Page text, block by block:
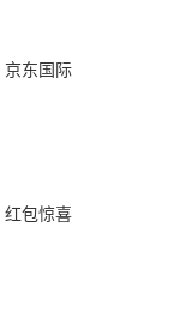
京东国际
红包惊喜